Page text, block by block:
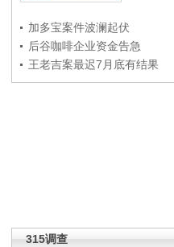
加多宝案件波澜起伏
后谷咖啡企业资金告急
王老吉案最迟7月底有结果
315调查